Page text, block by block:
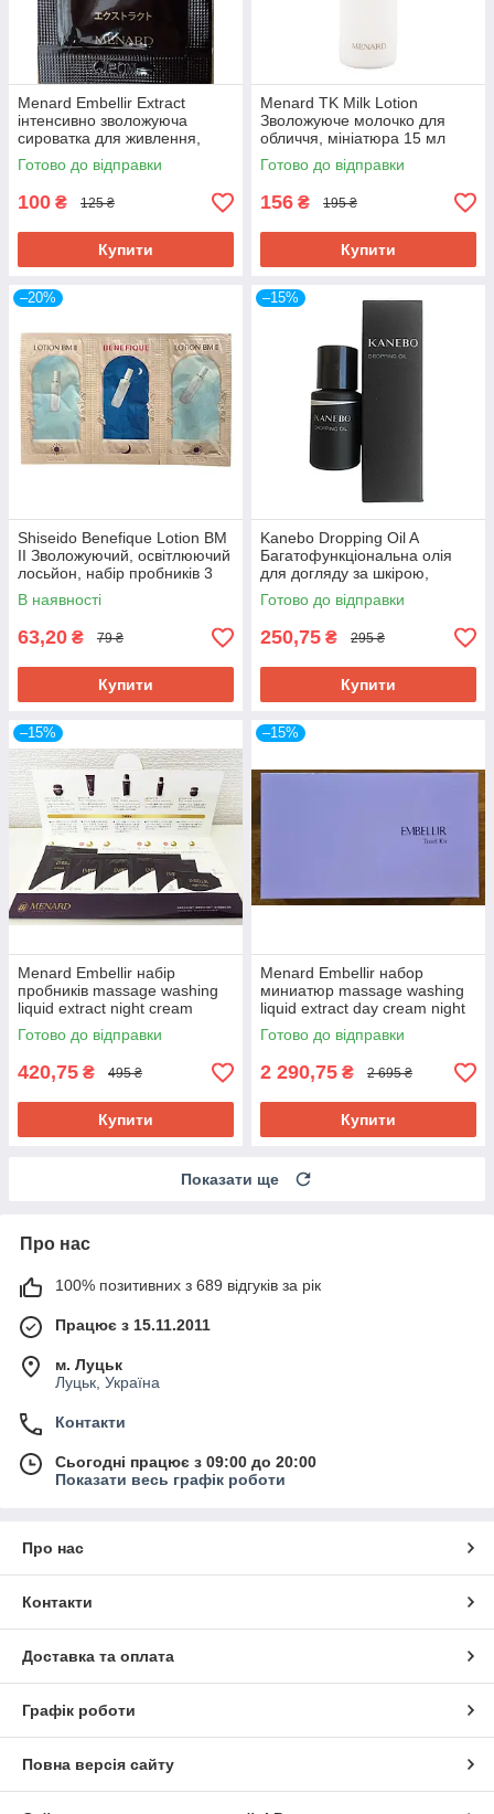
Menard Embellir Extract
інтенсивно зволожуюча
сироватка для живлення,
пробник 0,6 мл
Готово до відправки
100 ₴ 125 ₴
Купити
Menard TK Milk Lotion
Зволожуюче молочко для
обличчя, мініатюра 15 мл
Готово до відправки
156 ₴ 195 ₴
Купити
–20%
Shiseido Benefique Lotion ВМ
II Зволожуючий, освітлюючий
лосьйон, набір пробників 3
шт
В наявності
63,20 ₴ 79 ₴
Купити
–15%
Kanebo Dropping Oil A
Багатофункціональна олія
для догляду за шкірою,
волоссям, кутикулою,
пробник 3,5 мл
Готово до відправки
250,75 ₴ 295 ₴
Купити
–15%
Menard Embellir набір
пробників massage washing
liquid extract night cream
Готово до відправки
420,75 ₴ 495 ₴
Купити
–15%
Menard Embellir набор
миниатюр massage washing
liquid extract day cream night
cream
Готово до відправки
2 290,75 ₴ 2 695 ₴
Купити
Показати ще
Про нас
100% позитивних з 689 відгуків за рік
Працює з 15.11.2011
м. Луцьк
Луцьк, Україна
Контакти
Сьогодні працює з 09:00 до 20:00
Показати весь графік роботи
Про нас
Контакти
Доставка та оплата
Графік роботи
Повна версія сайту